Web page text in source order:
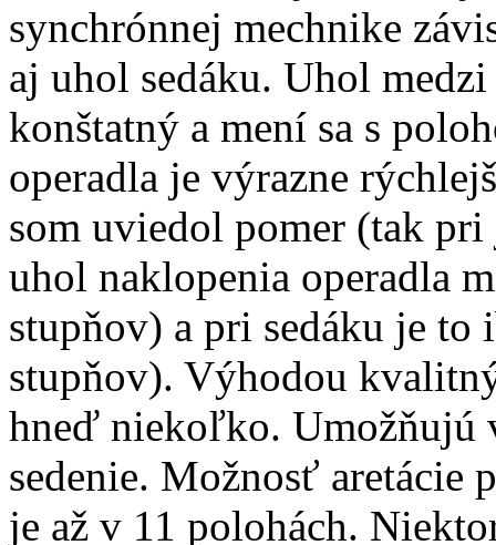
synchrónnej mechnike
aj uhol sedáku. Uhol
konštatný a mení sa s
operadla je výrazne
som uviedol pomer (tak
uhol naklopenia operadla
stupňov) a pri sedáku je
stupňov). Výhodou
hneď niekoľko. Umožňujú
sedenie. Možnosť aretácie
je až v 11 polohách.